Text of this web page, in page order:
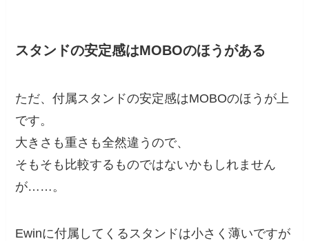
スタンドの安定感はMOBOのほうがある
ただ、付属スタンドの安定感はMOBOのほうが上
です。
大きさも重さも全然違うので、
そもそも比較するものではないかもしれません
が……。
Ewinに付属してくるスタンドは小さく薄いですが